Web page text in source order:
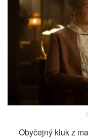
Obyčejný kluk z